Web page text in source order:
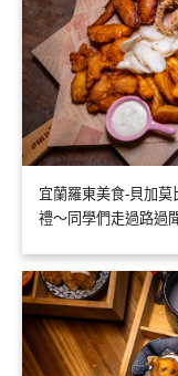
宜蘭羅東美食-貝加
禮～同學們走過路過